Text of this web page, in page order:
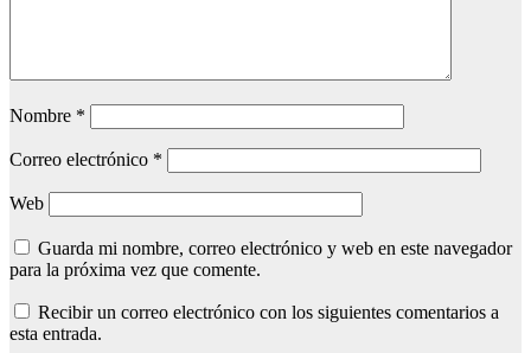
Nombre *
Correo electrónico *
Web
Guarda mi nombre, correo electrónico y web en este navegador
para la próxima vez que comente.
Recibir un correo electrónico con los siguientes comentarios a
esta entrada.